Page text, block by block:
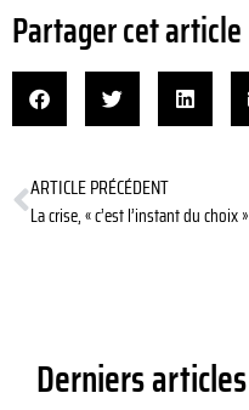
Partager cet article
ARTICLE PRÉCÉDENT
La crise, « c’est l’instant du choix »
Derniers articles